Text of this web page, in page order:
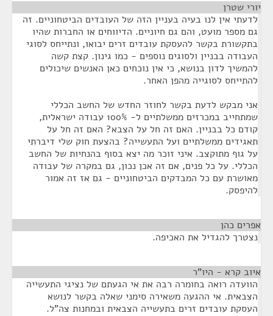
יורי שטרן
לדעתי אין לנו בעיה בעניין הזה של העובדים הביטחוניים. זה
גם מספר מועט, והם גם חיוניים. הדיווחים או החברות שהיו
בתקשורת בקשר להעסקת עובדים זרים יבואו, ונתייחס לסוגי
העבודה בבניין ולסוגים נוספים - כמו גינון. קצת קשה
להמשיך לדון בנושא, כי אין נוכחים כאן האנשים שיכולים
להתייחס לסוגייה מהפן האחר.
אני מבקש לדעת בקשר לחוזר החדש של החשב הכללי
שמתחייב במכרזים ממשלתיים ל- 100% עבודה ישראלית,
קודם כל בבניין. האם זה חל על הצבא? האם זה חל על
תאגידים ממשלתיים ועל התעשייה? בהצעת חוק שלי דיברתי
על גוף מתוקצב. איני זוכר מה יצא בסוף בהנחיות של החשב
הכללי. על כל פנים, אם זה אכן נכון, גם במקרה של עבודה
מאושרת עם כל המבדקים הביטחוניים - גם אז זה אמור
להיפסק.
אפרים כהן
נצטרך להגדיל את האכיפה.
איוב קרא - היו"ר
הוועדה רואה בחומרה רבה את אי הגעתם של נציגי התעשייה
הצבאית. אי ההגעה משאירה סימני שאלה בקשר לנושא
העסקת עובדים זרים בתעשייה הצבאית ובמחנות צה"ל.